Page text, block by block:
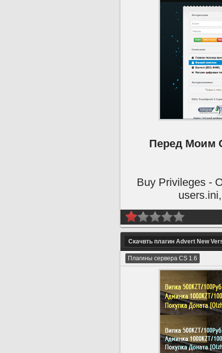
Перед Моим
Buy Privileges -
Скачвть плагин Advert New
Плагины сервера CS 1.6